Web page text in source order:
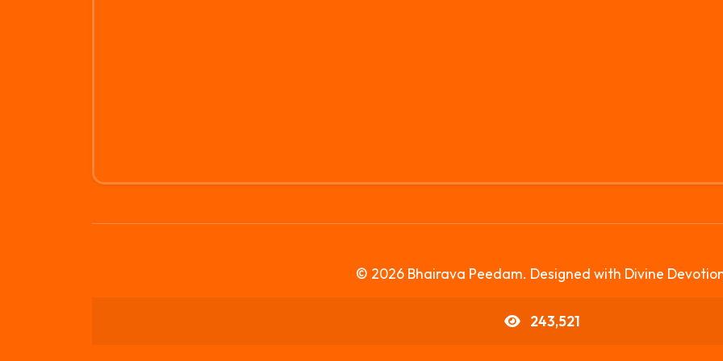
© 2026 Bhairava Peedam. Designed with Divine
243,521